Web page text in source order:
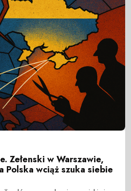
Zełenski w Warszawie,
Polska wciąż szuka siebie